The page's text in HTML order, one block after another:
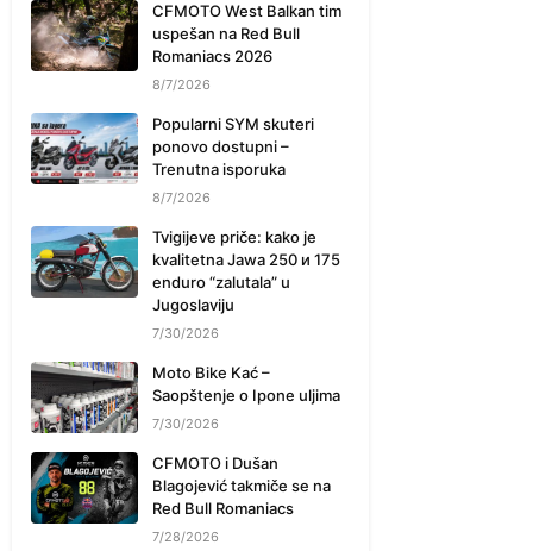
CFMOTO West Balkan tim
uspešan na Red Bull
Romaniacs 2026
8/7/2026
Popularni SYM skuteri
ponovo dostupni –
Trenutna isporuka
8/7/2026
Tvigijeve priče: kako je
kvalitetna Jawa 250 и 175
enduro “zalutala” u
Jugoslaviju
7/30/2026
Moto Bike Kać –
Saopštenje o Ipone uljima
7/30/2026
CFMOTO i Dušan
Blagojević takmiče se na
Red Bull Romaniacs
7/28/2026